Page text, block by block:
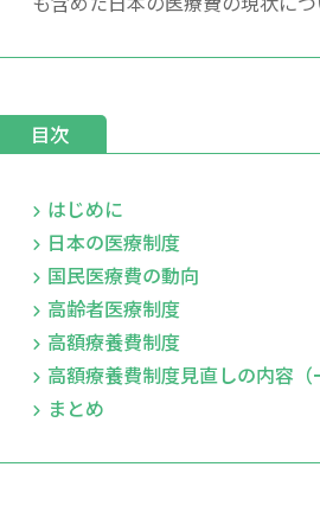
目次
はじめに
日本の医療制度
国民医療費の動向
高齢者医療制度
高額療養費制度
高額療養費制度見直しの内容（
まとめ